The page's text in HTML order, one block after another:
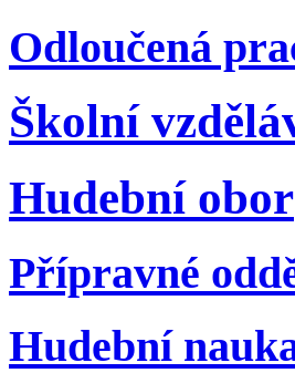
Odloučená
Školní
Hudební obor
Přípravné
Hudební